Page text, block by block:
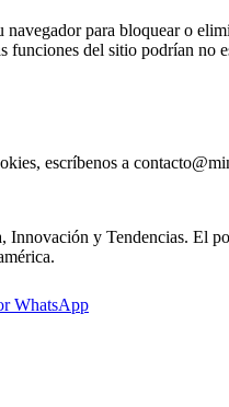
navegador para bloquear o
funciones del sitio podrían no
escríbenos a
Innovación y Tendencias. El
WhatsApp